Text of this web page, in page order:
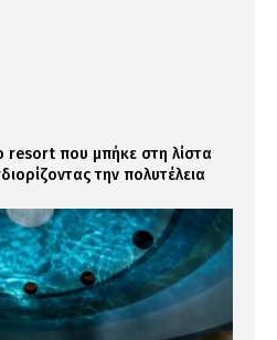
resort που μπήκε στη λίστα
την πολυτέλεια